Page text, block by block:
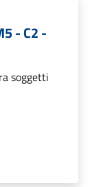
- C2 -
soggetti